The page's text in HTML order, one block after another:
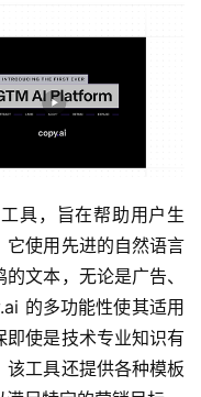
具，旨在帮助用户生
它使用先进的自然语言
文本，无论是广告、
的多功能性使其适用
使是技术专业知识有
该工具还提供各种模板